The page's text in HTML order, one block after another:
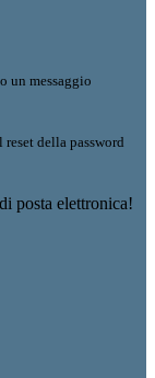
un messaggio
della password
posta elettronica!